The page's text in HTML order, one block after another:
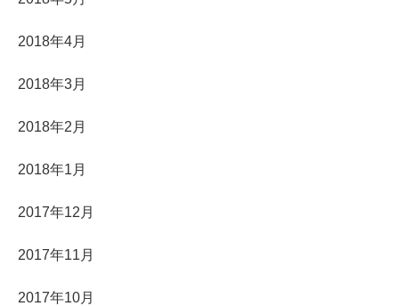
2018年4月
2018年3月
2018年2月
2018年1月
2017年12月
2017年11月
2017年10月